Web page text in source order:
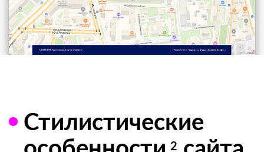
проезда.
Стилистические
2